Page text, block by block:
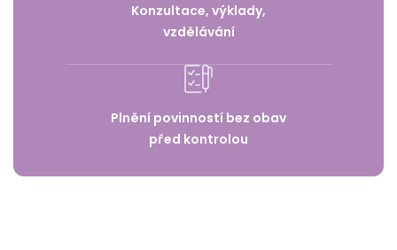
Konzultace, výklady,
vzdělávání
Plnění povinností bez obav
před kontrolou